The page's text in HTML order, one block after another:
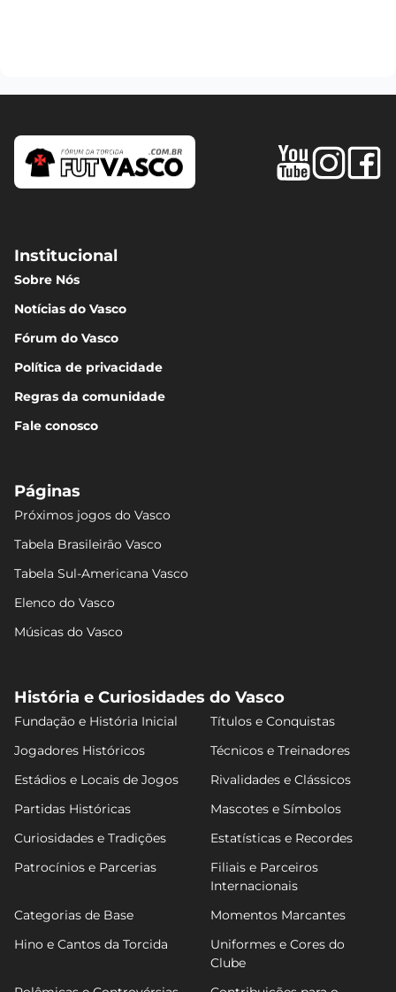
Institucional
Sobre Nós
Notícias do Vasco
Fórum do Vasco
Política de privacidade
Regras da comunidade
Fale conosco
Páginas
Próximos jogos do Vasco
Tabela Brasileirão Vasco
Tabela Sul-Americana Vasco
Elenco do Vasco
Músicas do Vasco
História e Curiosidades do Vasco
Fundação e História Inicial
Títulos e Conquistas
Jogadores Históricos
Técnicos e Treinadores
Estádios e Locais de Jogos
Rivalidades e Clássicos
Partidas Históricas
Mascotes e Símbolos
Curiosidades e Tradições
Estatísticas e Recordes
Patrocínios e Parcerias
Filiais e Parceiros
Internacionais
Categorias de Base
Momentos Marcantes
Hino e Cantos da Torcida
Uniformes e Cores do
Clube